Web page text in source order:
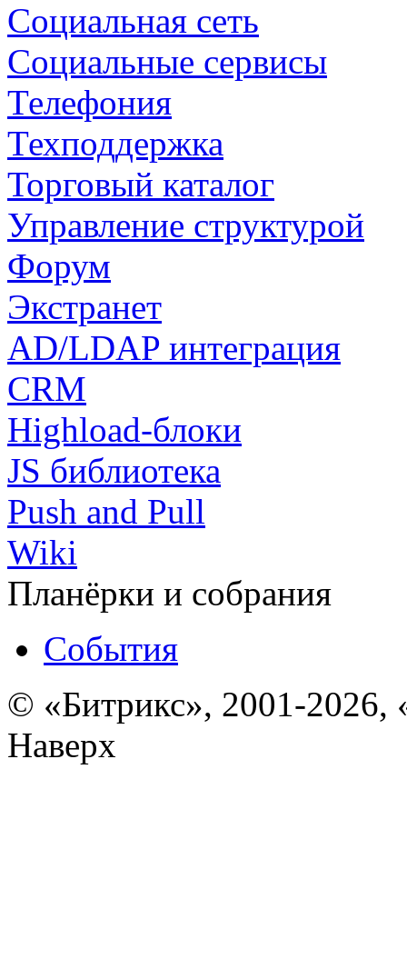
Социальная сеть
Социальные сервисы
Телефония
Техподдержка
Торговый каталог
Управление структурой
Форум
Экстранет
AD/LDAP интеграция
CRM
Highload-блоки
JS библиотека
Push and Pull
Wiki
Планёрки и собрания
События
© «Битрикс», 2001-2026,
Наверх